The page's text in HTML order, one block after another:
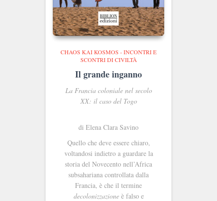
CHAOS KAI KOSMOS - INCONTRI E
SCONTRI DI CIVILTÀ
Il grande inganno
La Francia coloniale nel secolo
XX: il caso del Togo
di Elena Clara Savino
Quello che deve essere chiaro,
voltandosi indietro a guardare la
storia del Novecento nell’Africa
subsahariana controllata dalla
Francia, è che il termine
decolonizzazioneè falso e